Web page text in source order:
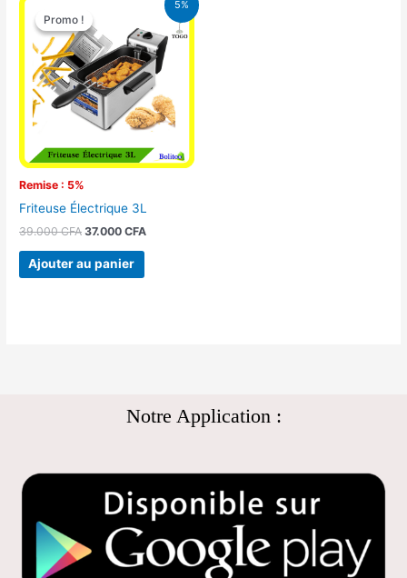
5%
Promo !
Remise : 5%
Promo !
Friteuse Électrique 3L
39.000CFA
initial
était :
39.000 CFA.
37.000CFA
prix
actuel
est :
37.000 CFA.
Ajouter au panier
Notre Application :